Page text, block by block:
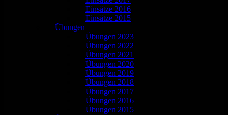
Einsätze 2016
Einsätze 2015
Übungen
Übungen 2023
Übungen 2022
Übungen 2021
Übungen 2020
Übungen 2019
Übungen 2018
Übungen 2017
Übungen 2016
Übungen 2015